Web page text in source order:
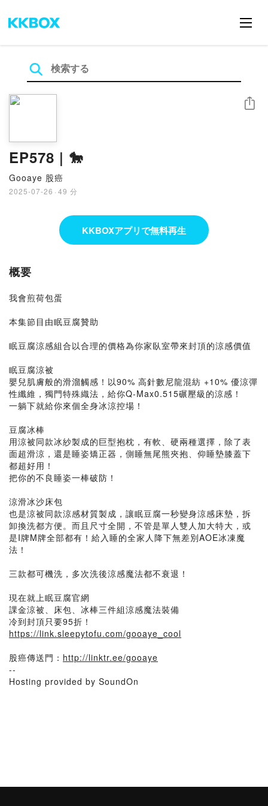
EP578 | 🐎
Gooaye 股癌
2025-07-26 · 49 分
シェア
KKBOXアプリで無料再生
概要
我會煎荷包蛋
本集節目由眠豆腐贊助
眠豆腐涼感組合以合理的價格為你家臥室帶來封頂的涼感價值
眠豆腐涼被
嬰兒肌膚般的滑溜觸感！以90% 高針數尼龍混紡 +10% 優涼彈
性纖維，獨門特殊織法，給你Q-Max0.515碾壓級的涼感！
一躺下就給你來個全身冰涼控場！
豆腐冰棒
用涼被同款冰紗製成的巨型抱枕，有軟、硬兩種選擇，除了表
面超滑涼，還是睡姿矯正器，側睡無尾熊夾抱、仰睡墊膝蓋下
都超好用！
把你的不良睡姿一棒破防！
涼滑冰沙床包
也是涼被同款涼感材質製成，讓眠豆腐一秒變身涼感床墊，拆
卸換洗都方便。而且尺寸全開，不管是單人雙人加大特大，或
是I牌M牌全部都有！給入睡的全家人降下無差別AOE冰凍魔
法！
三款都可機洗，多次洗後涼感魔法都不衰退！
現在就上眠豆腐官網
課金涼被、床包、冰棒三件組涼感魔法裝備
冷到封頂只要95折！
https://link.sleepytofu.com/gooaye_cool
股癌傳送門： http://linktr.ee/gooaye
--
Hosting provided by SoundOn